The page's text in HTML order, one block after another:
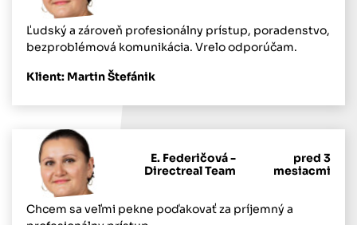
Ľudský a zároveň profesionálny prístup, poradenstvo,
bezproblémová komunikácia. Vrelo odporúčam.
Klient: Martin Štefánik
E. Federičová -
Directreal Team
pred 3
mesiacmi
Chcem sa veľmi pekne poďakovať za príjemný a